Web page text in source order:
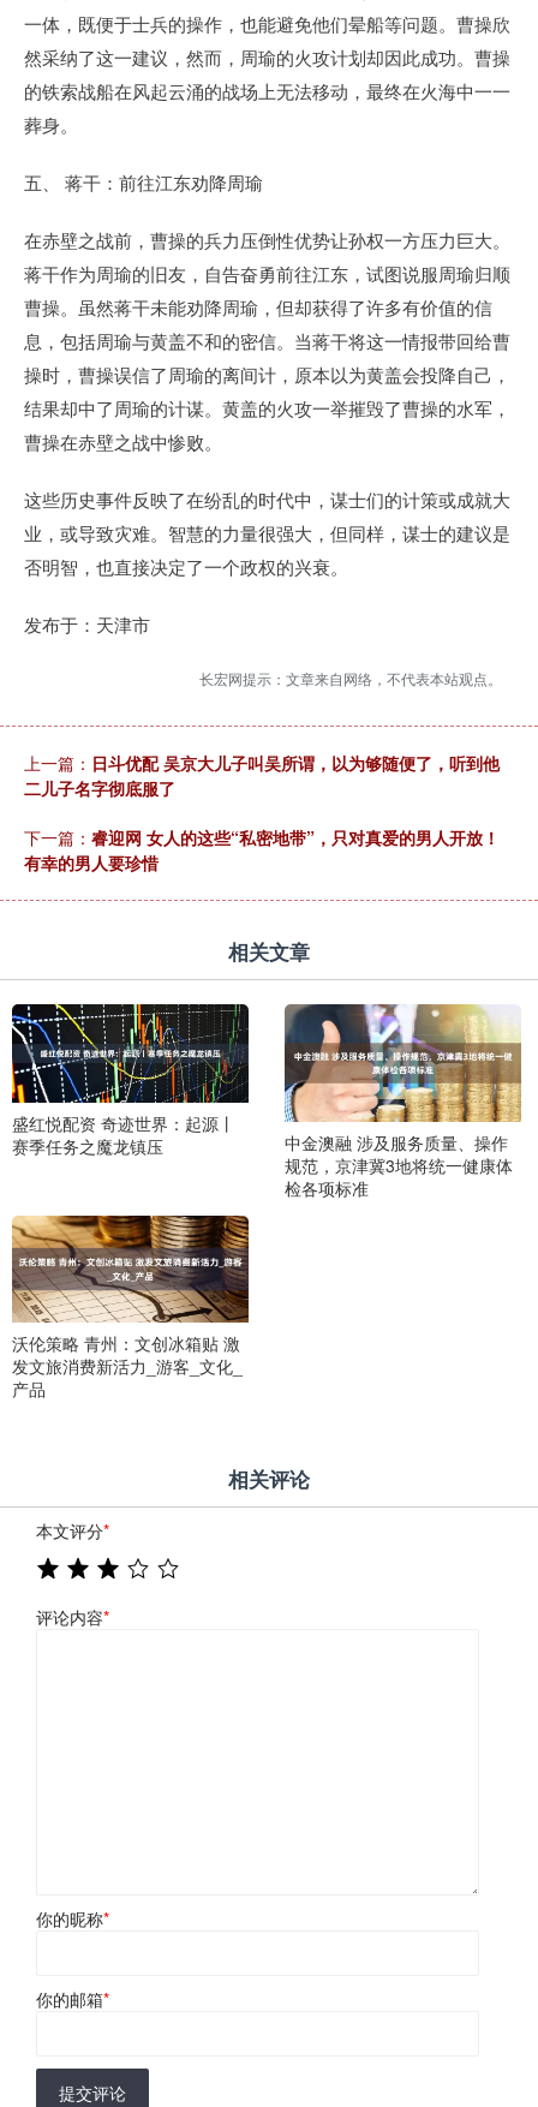
一体，既便于士兵的操作，也能避免他们晕船等问题。曹操欣
然采纳了这一建议，然而，周瑜的火攻计划却因此成功。曹操
的铁索战船在风起云涌的战场上无法移动，最终在火海中一一
葬身。
五、 蒋干：前往江东劝降周瑜
在赤壁之战前，曹操的兵力压倒性优势让孙权一方压力巨大。
蒋干作为周瑜的旧友，自告奋勇前往江东，试图说服周瑜归顺
曹操。虽然蒋干未能劝降周瑜，但却获得了许多有价值的信
息，包括周瑜与黄盖不和的密信。当蒋干将这一情报带回给曹
操时，曹操误信了周瑜的离间计，原本以为黄盖会投降自己，
结果却中了周瑜的计谋。黄盖的火攻一举摧毁了曹操的水军，
曹操在赤壁之战中惨败。
这些历史事件反映了在纷乱的时代中，谋士们的计策或成就大
业，或导致灾难。智慧的力量很强大，但同样，谋士的建议是
否明智，也直接决定了一个政权的兴衰。
发布于：天津市
长宏网提示：文章来自网络，不代表本站观点。
上一篇： 日斗优配 吴京大儿子叫吴所谓，以为够随便了，听到他
二儿子名字彻底服了
下一篇： 睿迎网 女人的这些“私密地带”，只对真爱的男人开放！
有幸的男人要珍惜
相关文章
盛红悦配资 奇迹世界：起源丨
赛季任务之魔龙镇压
中金澳融 涉及服务质量、操作
规范，京津冀3地将统一健康体
检各项标准
沃伦策略 青州：文创冰箱贴 激
发文旅消费新活力_游客_文化_
产品
相关评论
本文评分*
评论内容*
你的昵称*
你的邮箱*
提交评论